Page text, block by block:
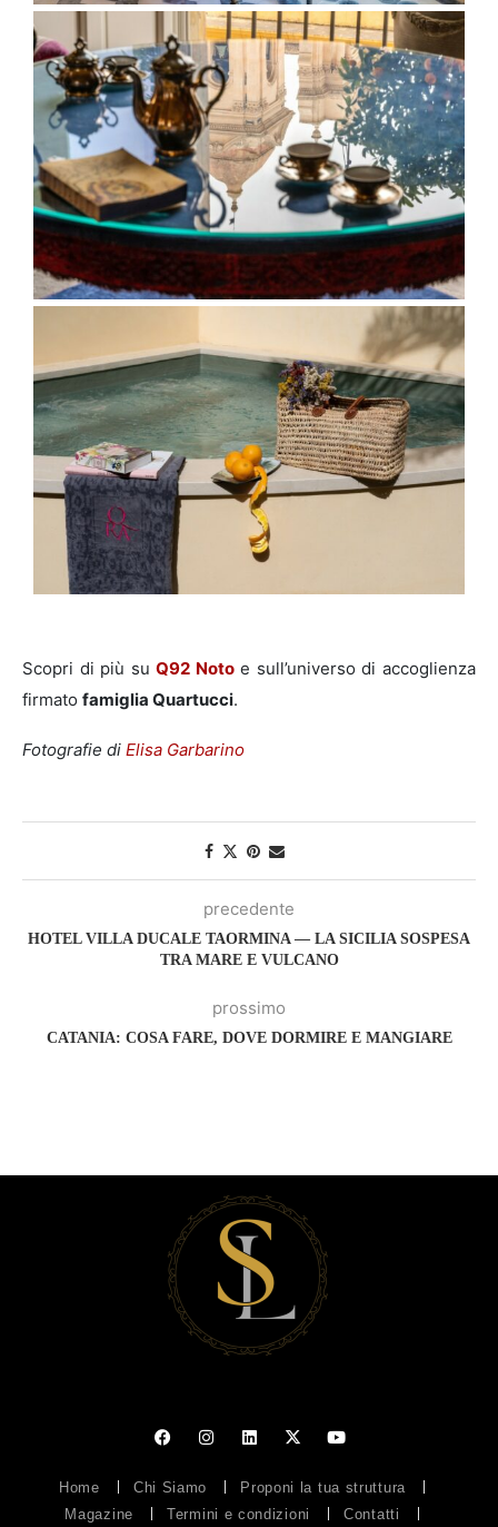
Scopri di più suQ92 Notoe sull’universo di accoglienza
firmato famiglia Quartucci.
Fotografie di Elisa Garbarino
precedente
HOTEL VILLA DUCALE TAORMINA — LA SICILIA SOSPESA
TRA MARE E VULCANO
prossimo
CATANIA: COSA FARE, DOVE DORMIRE E MANGIARE
Home Chi Siamo
Proponi la tua struttura
Magazine
Termini e condizioni Contatti